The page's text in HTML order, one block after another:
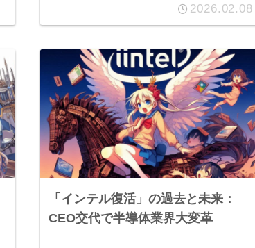
2026.02.08
「インテル復活」の過去と未来：
CEO交代で半導体業界大変革